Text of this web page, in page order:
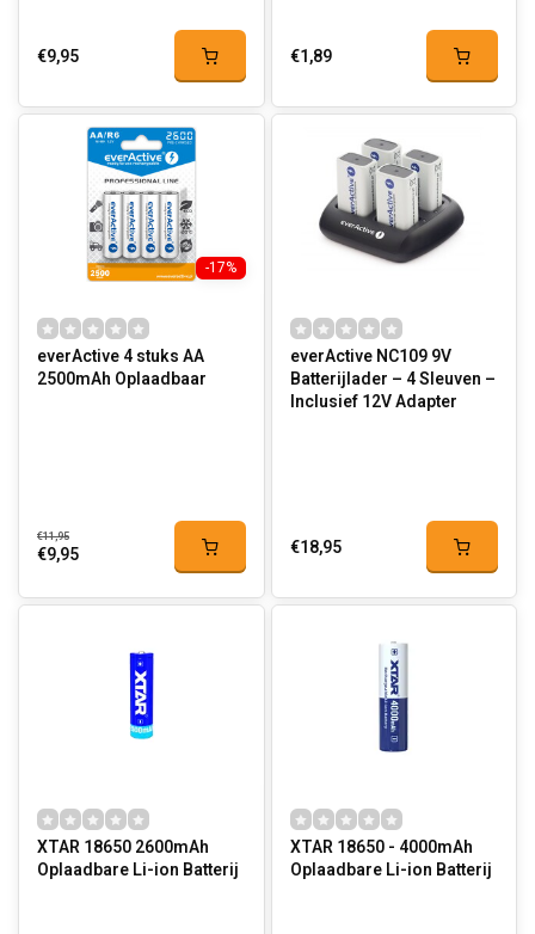
€9,95 €1,89
-17%
everActive 4 stuks AA
2500mAh Oplaadbaar
€11,95
€9,95
everActive NC109 9V
Batterijlader – 4 Sleuven –
Inclusief 12V Adapter
€18,95
XTAR 18650 2600mAh
Oplaadbare Li-ion Batterij
XTAR 18650 - 4000mAh
Oplaadbare Li-ion Batterij